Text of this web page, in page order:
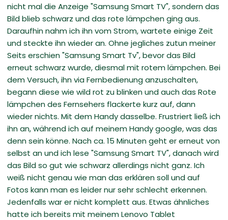
nicht mal die Anzeige "Samsung Smart TV", sondern das
Bild blieb schwarz und das rote lämpchen ging aus.
Daraufhin nahm ich ihn vom Strom, wartete einige Zeit
und steckte ihn wieder an. Ohne jegliches zutun meiner
Seits erschien "Samsung Smart Tv", bevor das Bild
erneut schwarz wurde, diesmal mit rotem lämpchen. Bei
dem Versuch, ihn via Fernbedienung anzuschalten,
begann diese wie wild rot zu blinken und auch das Rote
lämpchen des Fernsehers flackerte kurz auf, dann
wieder nichts. Mit dem Handy dasselbe. Frustriert ließ ich
ihn an, während ich auf meinem Handy google, was das
denn sein könne. Nach ca. 15 Minuten geht er erneut von
selbst an und ich lese "Samsung Smart TV", danach wird
das Bild so gut wie schwarz allerdings nicht ganz. Ich
weiß nicht genau wie man das erklären soll und auf
Fotos kann man es leider nur sehr schlecht erkennen.
Jedenfalls war er nicht komplett aus. Etwas ähnliches
hatte ich bereits mit meinem Lenovo Tablet